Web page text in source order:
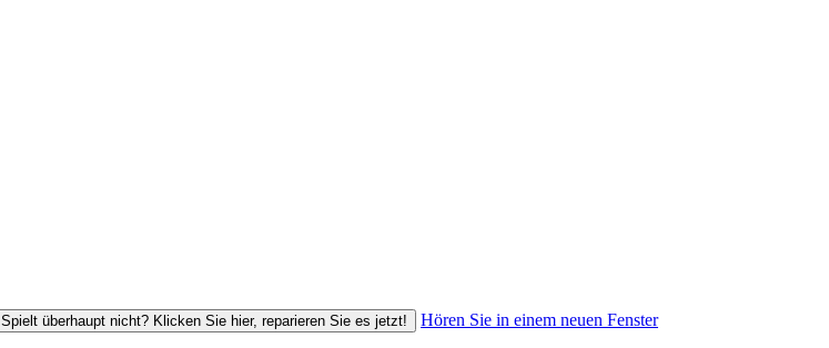
Spielt überhaupt nicht? Klicken Sie hier, reparieren Sie es jetzt! Hören Sie in einem neuen Fenster